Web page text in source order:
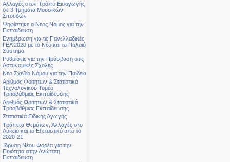
Αλλαγές στον Τρόπο Εισαγωγής
σε 3 Τμήματα Μουσικών
Σπουδών
Ψηφίστηκε ο Νέος Νόμος για την
Εκπαίδευση
Ενημέρωση για τις Πανελλαδικές
ΓΕΛ 2020 με το Νέο και το Παλαιό
Σύστημα
Ρυθμίσεις για την Πρόσβαση στις
Αστυνομικές Σχολές
Νέο Σχέδιο Νόμου για την Παιδεία
Αριθμός Φοιτητών & Στατιστικά
Τεχνολογικού Τομέα
Τριτοβάθμιας Εκπαίδευσης
Αριθμός Φοιτητών & Στατιστικά
Τριτοβάθμιας Εκπαίδευσης
Στατιστικά Ειδικής Αγωγής
Τράπεζα Θεμάτων, Αλλαγές στο
Λύκειο και το Εξεταστικό από το
2020-21
Ίδρυση Νέου Φορέα για την
Ποιότητα στην Ανώτατη
Εκπαίδευση